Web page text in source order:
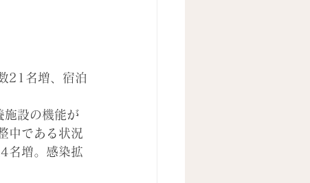
21名増、宿泊
施設の機能が
中である状況
名増。感染拡